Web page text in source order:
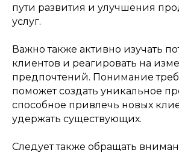
пути развития и улучшения
услуг.
Важно также активно изучать
клиентов и реагировать на
предпочтений. Понимание
поможет создать уникальное
способное привлечь новых
удержать существующих.
Следует также обращать